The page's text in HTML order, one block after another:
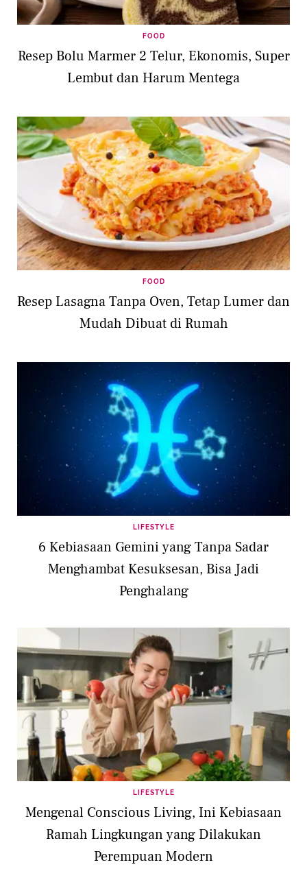
FOOD
Resep Bolu Marmer 2 Telur, Ekonomis, Super
Lembut dan Harum Mentega
FOOD
Resep Lasagna Tanpa Oven, Tetap Lumer dan
Mudah Dibuat di Rumah
LIFESTYLE
6 Kebiasaan Gemini yang Tanpa Sadar
Menghambat Kesuksesan, Bisa Jadi
Penghalang
LIFESTYLE
Mengenal Conscious Living, Ini Kebiasaan
Ramah Lingkungan yang Dilakukan
Perempuan Modern